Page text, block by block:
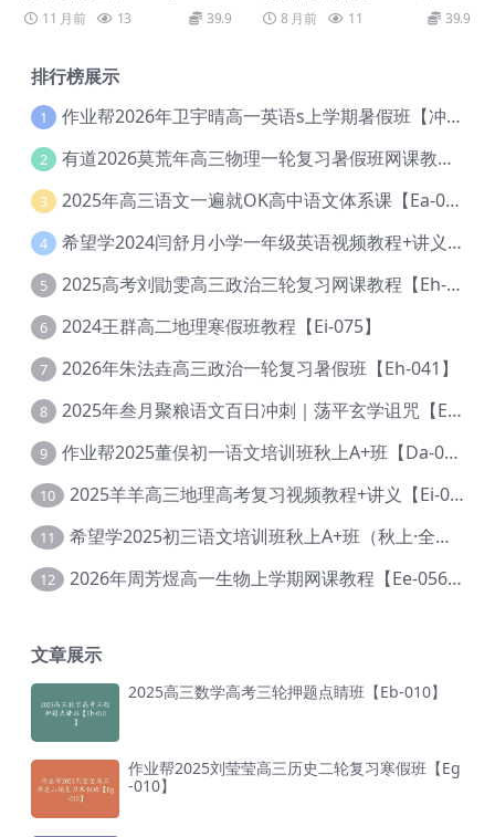
11 月前 13 39.9 8 月前 11 39.9
排行榜展示
1 作业帮2026年卫宇晴高一英语s上学期暑假班【冲顶班】【Ec-003】
2 有道2026莫荒年高三物理一轮复习暑假班网课教程【Ef-044】
3 2025年高三语文一遍就OK高中语文体系课【Ea-028】
4 希望学2024闫舒月小学一年级英语视频教程+讲义【Cc-004】
5 2025高考刘勖雯高三政治三轮复习网课教程【Eh-061】
6 2024王群高二地理寒假班教程【Ei-075】
7 2026年朱法垚高三政治一轮复习暑假班【Eh-041】
8 2025年叁月聚粮语文百日冲刺｜荡平玄学诅咒【Ea-001】
9 作业帮2025董俣初一语文培训班秋上A+班【Da-038】
10 2025羊羊高三地理高考复习视频教程+讲义【Ei-051】
11 希望学2025初三语文培训班秋上A+班（秋上·全国版·A+）【Da-031】
12 2026年周芳煜高一生物上学期网课教程【Ee-056】
文章展示
2025高三数学高考三轮押题点睛班【Eb-010】
作业帮2025刘莹莹高三历史二轮复习寒假班【Eg
-010】